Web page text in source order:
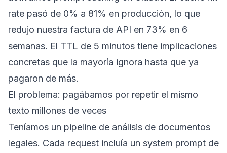
rate pasó de 0% a 81% en producción, lo que
redujo nuestra factura de API en 73% en 6
semanas. El TTL de 5 minutos tiene implicaciones
concretas que la mayoría ignora hasta que ya
pagaron de más.
El problema: pagábamos por repetir el mismo
texto millones de veces
Teníamos un pipeline de análisis de documentos
legales. Cada request incluía un system prompt de